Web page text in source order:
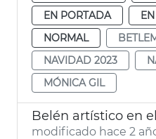
EN PORTADA
NORMAL
NAVIDAD 2023
MÓNICA GIL
Belén artístico en
modificado hace 2